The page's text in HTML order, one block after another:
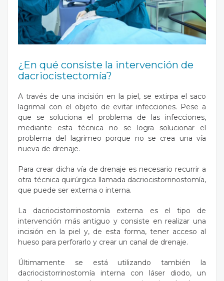
¿En qué consiste la intervención de
dacriocistectomía?
A través de una incisión en la piel, se extirpa el saco
lagrimal con el objeto de evitar infecciones. Pese a
que se soluciona el problema de las infecciones,
mediante esta técnica no se logra solucionar el
problema del lagrimeo porque no se crea una vía
nueva de drenaje.
Para crear dicha vía de drenaje es necesario recurrir a
otra técnica quirúrgica llamada dacriocistorrinostomía,
que puede ser externa o interna.
La dacriocistorrinostomía externa es el tipo de
intervención más antiguo y consiste en realizar una
incisión en la piel y, de esta forma, tener acceso al
hueso para perforarlo y crear un canal de drenaje.
Últimamente se está utilizando también la
dacriocistorrinostomía interna con láser diodo, un